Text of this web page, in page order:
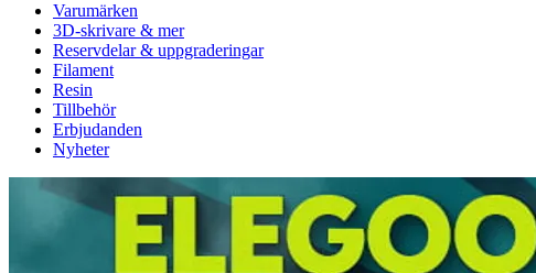
Varumärken
3D-skrivare & mer
Reservdelar & uppgraderingar
Filament
Resin
Tillbehör
Erbjudanden
Nyheter